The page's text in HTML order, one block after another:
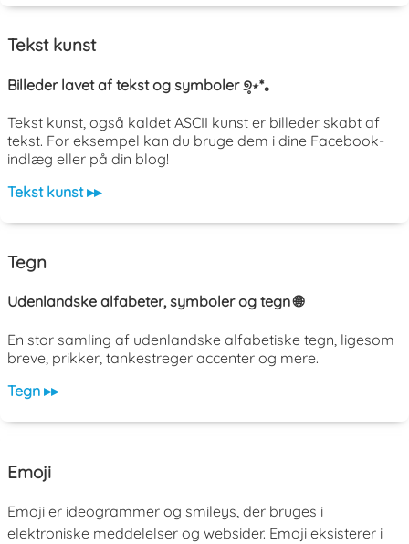
Tekst kunst
Billeder lavet af tekst og symboler ୭̥⋆*｡
Tekst kunst, også kaldet ASCII kunst er billeder skabt af
tekst. For eksempel kan du bruge dem i dine Facebook-
indlæg eller på din blog!
Tekst kunst ▸▸
Tegn
Udenlandske alfabeter, symboler og tegn 🌐
En stor samling af udenlandske alfabetiske tegn, ligesom
breve, prikker, tankestreger accenter og mere.
Tegn ▸▸
Emoji
Emoji er ideogrammer og smileys, der bruges i
elektroniske meddelelser og websider. Emoji eksisterer i